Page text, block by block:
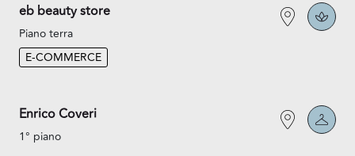
eb beauty store
Piano terra
E-COMMERCE
Enrico Coveri
1° piano